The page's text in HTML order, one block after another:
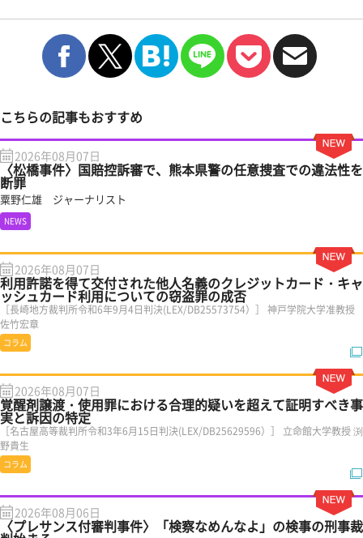
こちらの記事もおすすめ
2026年08月07日
〈松橋事件〉国賠控訴審で、熊本県警の任意捜査での違法性を
断罪
粟野仁雄 ジャーナリスト
NEWS
2026年08月07日
利用許諾を得て交付された他人名義のクレジットカード・キャ
ッシュカード利用についての窃盗罪の成否
［長崎地方裁判所令和6年9月4日判決(LEX/DB25573754）］ 神戸学院大学准教授
佐竹宏章
コラム
2026年08月07日
覚醒剤譲渡・使用罪における合理的疑いを超えて証明すべき事
実と訴因の特定
［名古屋高等裁判所令和3年6月15日判決(LEX/DB25629596）］ 立命館大学教授 渕
野貴生
コラム
2026年08月06日
〈プレサンス付審判事件〉「検察なめんなよ」の検事の刑事裁